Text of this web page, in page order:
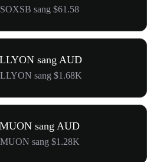
sang $61.58
sang AUD
sang $1.68K
sang AUD
sang $1.28K